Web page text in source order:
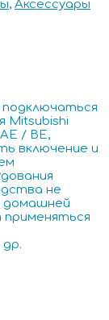
, Аксессуары
подключаться
Mitsubishi
/ BE,
включение и
не
домашней